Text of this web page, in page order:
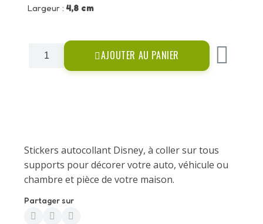
Stickers autocollant Disney, à coller sur tous
supports pour décorer votre auto, véhicule ou
chambre et pièce de votre maison.
Largeur : 4,8 cm
AJOUTER AU PANIER
Partager sur